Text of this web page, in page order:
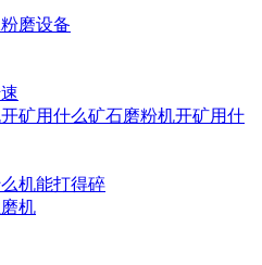
磨设备
矿用什么矿石磨粉机开矿用什
机能打得碎
机